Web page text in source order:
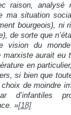
raison, analysé
ma situation
bourgeois), ni
de sorte que
vision du
aurait eu
en
si bien que
de moindre
d’infantiles
»[18]